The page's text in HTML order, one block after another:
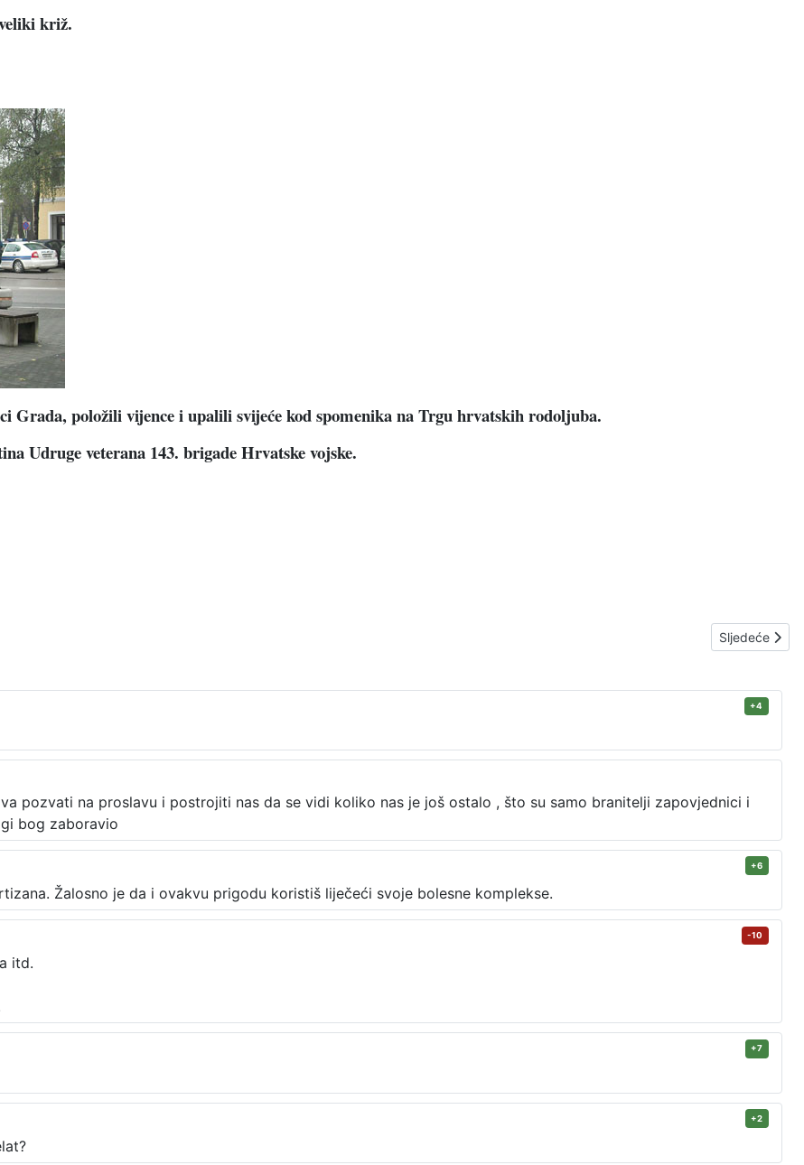
križ.
Grada, položili vijence i upalili svijeće kod spomenika na Trgu hrvatskih rodoljuba.
Udruge veterana 143. brigade Hrvatske vojske.
Sljedeći
Sljedeće
+4
pozvati na proslavu i postrojiti nas da se vidi koliko nas je još ostalo , što su samo branitelji zapovjednici i
bog zaboravio
+6
Žalosno je da i ovakvu prigodu koristiš liječeći svoje bolesne komplekse.
-10
itd.
+7
+2